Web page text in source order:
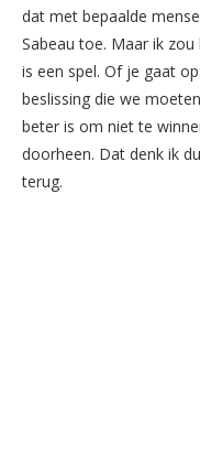
dat met bepaalde
Sabeau toe. Maar ik
is een spel. Of je gaat
beslissing die we
beter is om niet te
doorheen. Dat denk ik
terug.